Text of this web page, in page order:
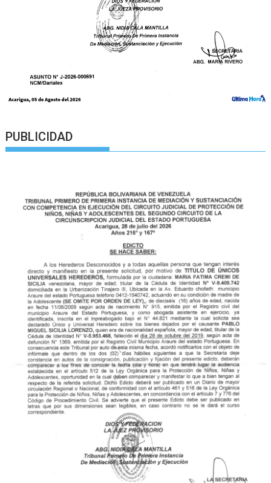
PUBLICIDAD